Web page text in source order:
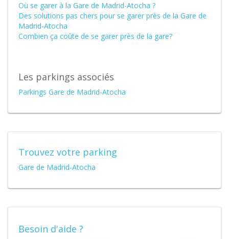
Où se garer à la Gare de Madrid-Atocha ?
Des solutions pas chers pour se garer près de la Gare de
Madrid-Atocha
Combien ça coûte de se garer près de la gare?
Les parkings associés
Parkings Gare de Madrid-Atocha
Trouvez votre parking
Gare de Madrid-Atocha
Besoin d'aide ?